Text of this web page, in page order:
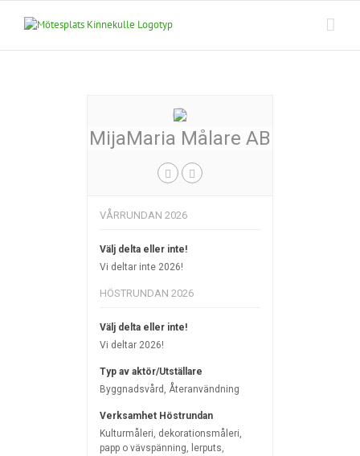
MijaMaria Målare AB
VÅRRUNDAN 2026
Välj delta eller inte!
Vi deltar inte 2026!
HÖSTRUNDAN 2026
Välj delta eller inte!
Vi deltar 2026!
Typ av aktör/Utställare
Byggnadsvård, Återanvändning
Verksamhet Höstrundan
Kulturmåleri, dekorationsmåleri,
papp o vävspänning, lerputs,